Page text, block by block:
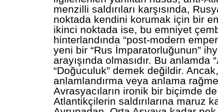
menzilli saldırıları karşısında,
noktada kendini korumak için bir
ikinci noktada ise, bu emniyet
hinterlandında “post-modern
yeni bir “Rus İmparatorluğunun”
arayışında olmasıdır. Bu anlamda
“Doğuculuk” demek değildir.
anlamlandırma veya anlama
Avrasyacıların ironik bir biçimde
Atlantikçilerin saldırılarına maruz